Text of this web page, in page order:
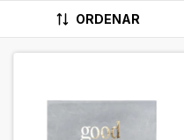
ORDENAR